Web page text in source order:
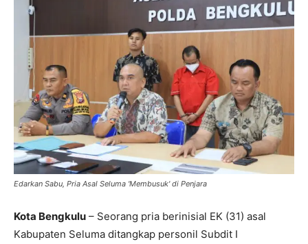
Edarkan Sabu, Pria Asal Seluma 'Membusuk' di Penjara
Kota Bengkulu – Seorang pria berinisial EK (31) asal
Kabupaten Seluma ditangkap personil Subdit I